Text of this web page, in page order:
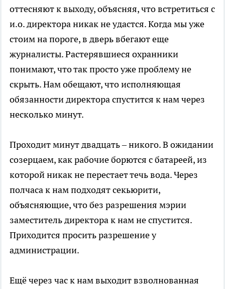
оттесняют к выходу, объясняя, что встретиться с
и.о. директора никак не удастся. Когда мы уже
стоим на пороге, в дверь вбегают еще
журналисты. Растерявшиеся охранники
понимают, что так просто уже проблему не
скрыть. Нам обещают, что исполняющая
обязанности директора спустится к нам через
несколько минут.
Проходит минут двадцать – никого. В ожидании
созерцаем, как рабочие борются с батареей, из
которой никак не перестает течь вода. Через
полчаса к нам подходят секьюрити,
объясняющие, что без разрешения мэрии
заместитель директора к нам не спустится.
Приходится просить разрешение у
администрации.
Ещё через час к нам выходит взволнованная